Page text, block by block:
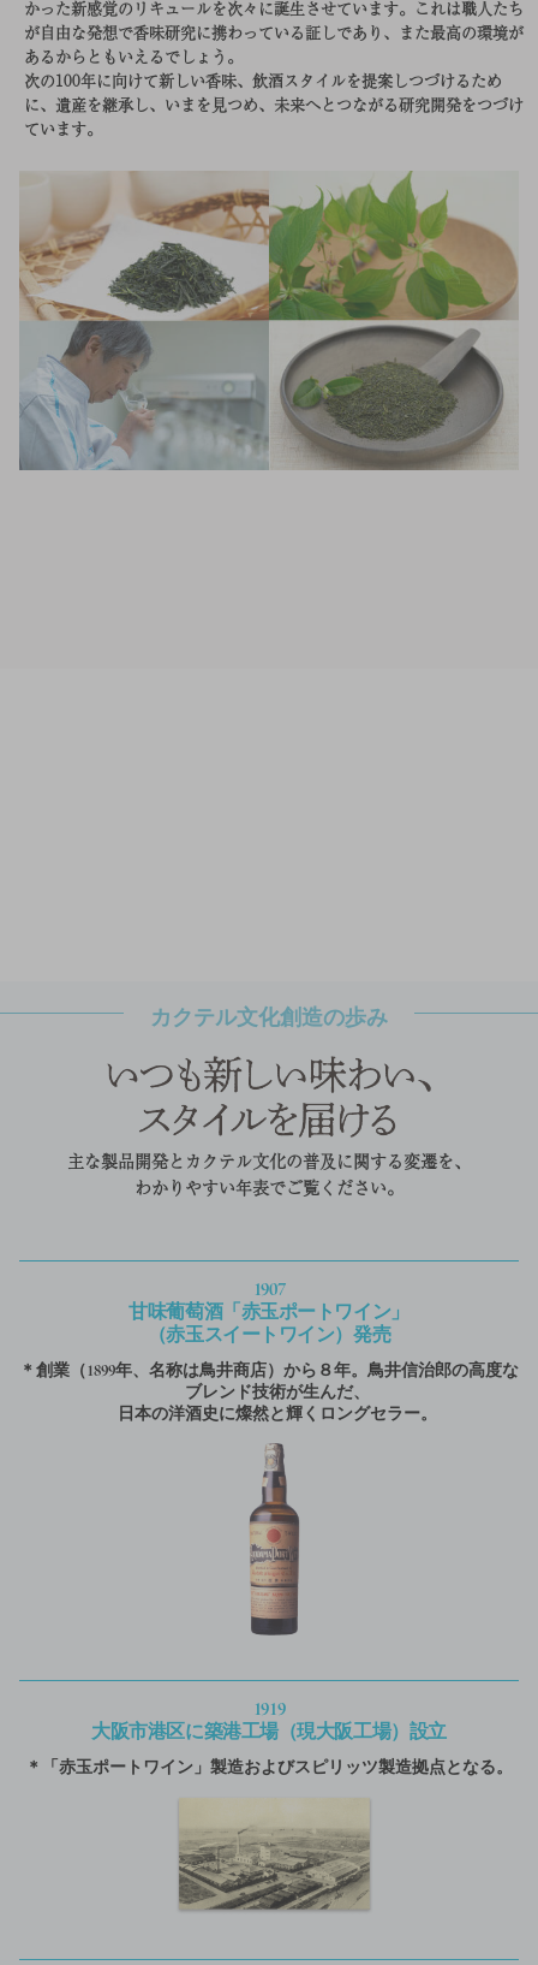
かった新感覚のリキュールを次々に誕生させています。これは職人たち
が自由な発想で香味研究に携わっている証しであり、また最高の環境が
あるからともいえるでしょう。
次の100年に向けて新しい香味、飲酒スタイルを提案しつづけるため
に、遺産を継承し、いまを見つめ、未来へとつながる研究開発をつづけ
ています。
カクテル文化創造の歩み
主な製品開発とカクテル文化の普及に関する変遷を、
わかりやすい年表でご覧ください。
1907
甘味葡萄酒「赤玉ポートワイン」
（赤玉スイートワイン）発売
＊創業（1899年、名称は鳥井商店）から８年。鳥井信治郎の高度な
ブレンド技術が生んだ、
日本の洋酒史に燦然と輝くロングセラー。
1919
大阪市港区に築港工場（現大阪工場）設立
＊「赤玉ポートワイン」製造およびスピリッツ製造拠点となる。